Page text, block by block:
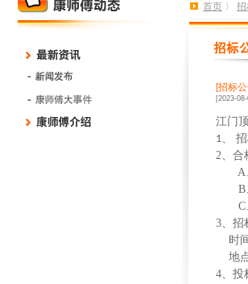
首页 〉
[招标
[2023-08-
江门
1、
2、合
A
B
C
3、招
时
地
4、投